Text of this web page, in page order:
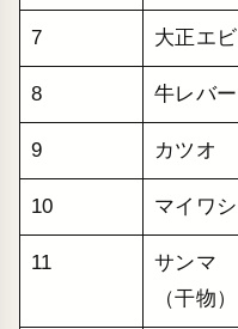
7 大正エビ
8 牛レバー
9 カツオ
10 マイワシ
11
サンマ
（干物）